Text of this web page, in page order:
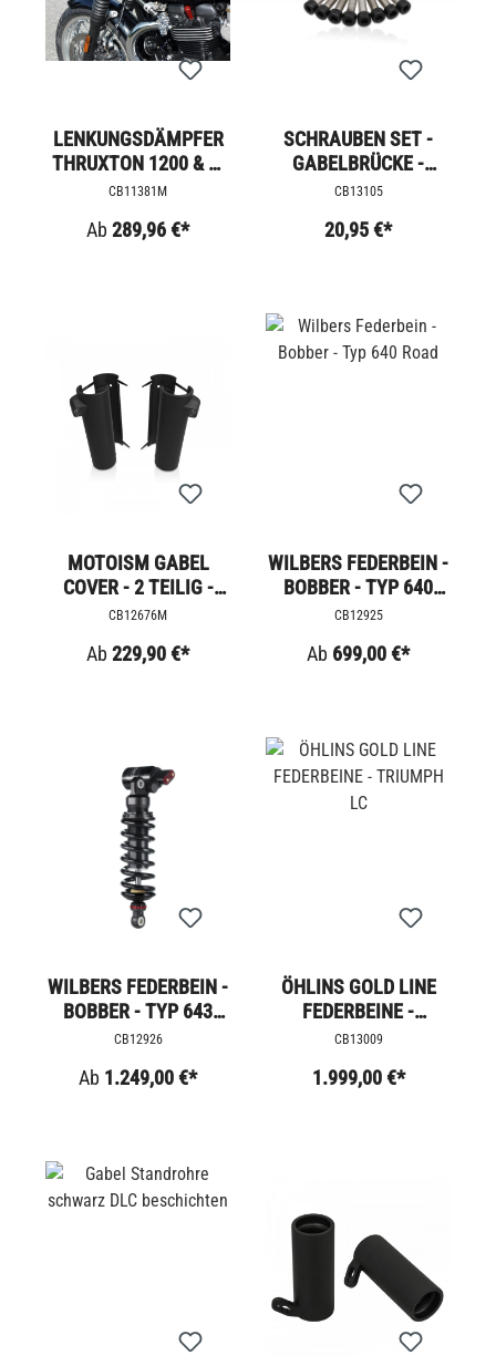
LENKUNGSDÄMPFER
THRUXTON 1200 & R,
STREET
CB11381M
Ab 289,96 €*
SCHRAUBEN SET -
GABELBRÜCKE -
BOBBER
CB13105
20,95 €*
MOTOISM GABEL
COVER - 2 TEILIG -
MIT BLINKER - LC
CB12676M
Ab 229,90 €*
WILBERS FEDERBEIN -
BOBBER - TYP 640
ROAD
CB12925
Ab 699,00 €*
WILBERS FEDERBEIN -
BOBBER - TYP 643
COMPETITION
CB12926
Ab 1.249,00 €*
ÖHLINS GOLD LINE
FEDERBEINE -
TRIUMPH LC
CB13009
1.999,00 €*